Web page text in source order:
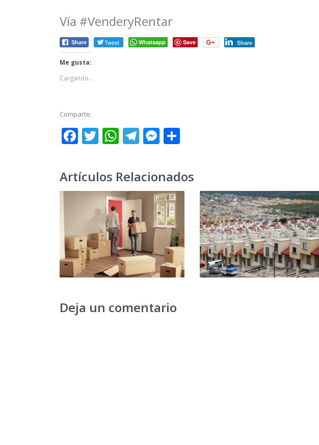
Vía #VenderyRentar
Share Tweet Whatsapp Save Share
Me gusta:
Cargando...
Comparte:
Facebook
Twitter
WhatsApp
Telegram
Messenger
Artículos Relacionados
Deja un comentario